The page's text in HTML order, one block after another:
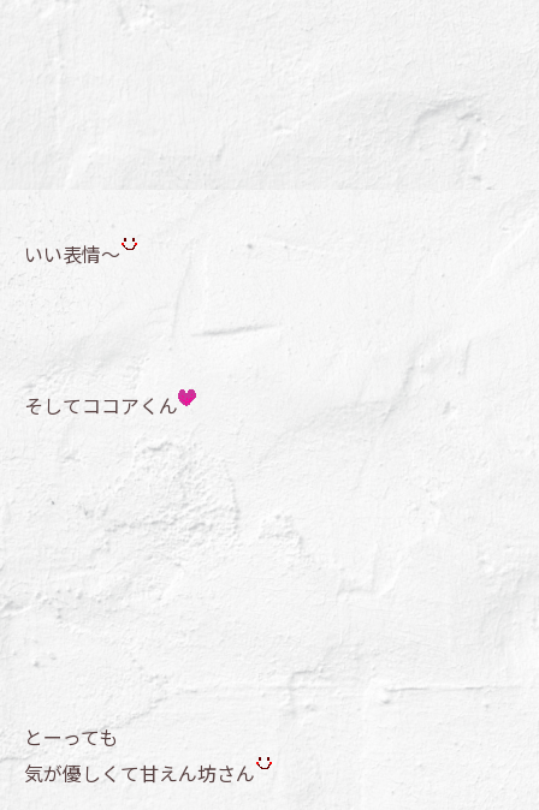
いい表情～
そしてココアくん
とーっても
気が優しくて甘えん坊さん